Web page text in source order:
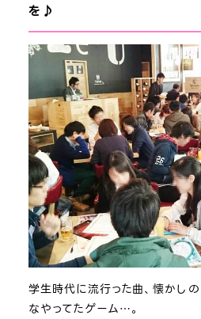
を♪
学生時代に流行った曲、懐かし
なやってたゲーム…。